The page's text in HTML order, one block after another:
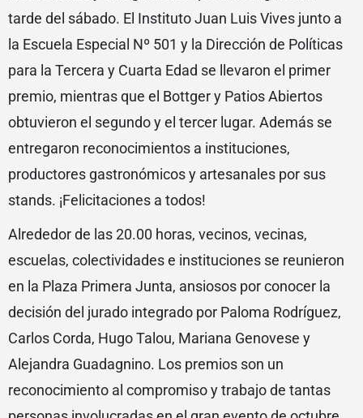
tarde del sábado. El Instituto Juan Luis Vives junto a
la Escuela Especial Nº 501 y la Dirección de Políticas
para la Tercera y Cuarta Edad se llevaron el primer
premio, mientras que el Bottger y Patios Abiertos
obtuvieron el segundo y el tercer lugar. Además se
entregaron reconocimientos a instituciones,
productores gastronómicos y artesanales por sus
stands. ¡Felicitaciones a todos!
Alrededor de las 20.00 horas, vecinos, vecinas,
escuelas, colectividades e instituciones se reunieron
en la Plaza Primera Junta, ansiosos por conocer la
decisión del jurado integrado por Paloma Rodríguez,
Carlos Corda, Hugo Talou, Mariana Genovese y
Alejandra Guadagnino. Los premios son un
reconocimiento al compromiso y trabajo de tantas